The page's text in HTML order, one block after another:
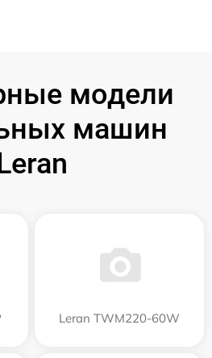
модели
машин
Leran TWM220-60W